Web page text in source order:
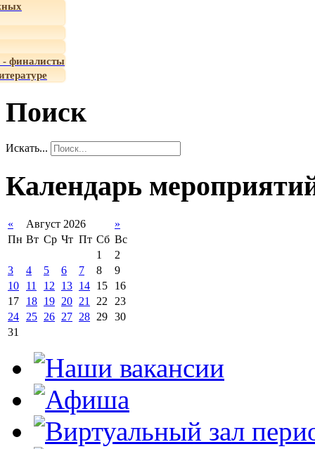
- финалисты
Поиск
Искать...
Календарь
« Август 2026
»
Пн Вт Ср Чт Пт Сб Вс
1
2
3
4 5 6 7 8
9
10
11 12 13 14 15
16
17
18 19 20 21 22
23
24
25 26 27 28 29 30
31